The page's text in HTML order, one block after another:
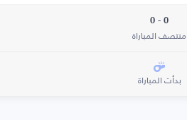
0 - 0
منتصف المباراة
بدأت المباراة